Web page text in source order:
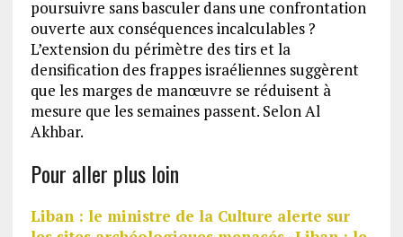
poursuivre sans basculer dans une confrontation
ouverte aux conséquences incalculables ?
L’extension du périmètre des tirs et la
densification des frappes israéliennes suggèrent
que les marges de manœuvre se réduisent à
mesure que les semaines passent. Selon Al
Akhbar.
Pour aller plus loin
Liban : le ministre de la Culture alerte sur